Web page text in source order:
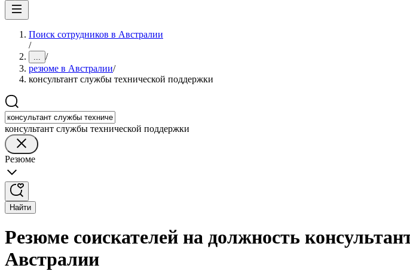
Поиск сотрудников в Австралии
/
... /
резюме в Австралии/
консультант службы технической поддержки
консультант службы технической поддержки
Резюме
Найти
Резюме соискателей на должность
Австралии